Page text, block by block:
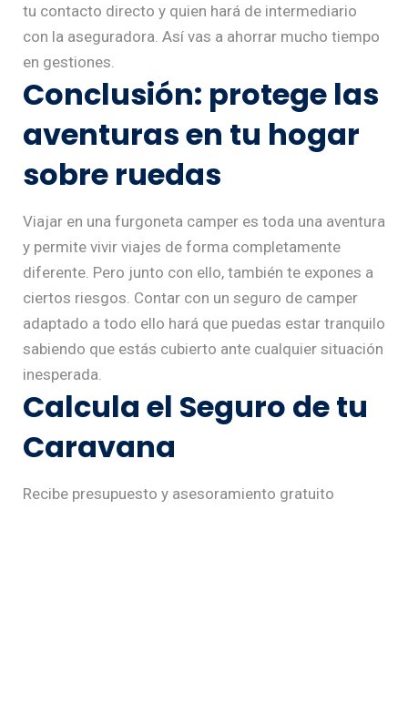
tu contacto directo y quien hará de intermediario
con la aseguradora. Así vas a ahorrar mucho tiempo
en gestiones.
Conclusión: protege las
aventuras en tu hogar
sobre ruedas
Viajar en una furgoneta camper es toda una aventura
y permite vivir viajes de forma completamente
diferente. Pero junto con ello, también te expones a
ciertos riesgos. Contar con un seguro de camper
adaptado a todo ello hará que puedas estar tranquilo
sabiendo que estás cubierto ante cualquier situación
inesperada.
Calcula el Seguro de tu
Caravana
Recibe presupuesto y asesoramiento gratuito